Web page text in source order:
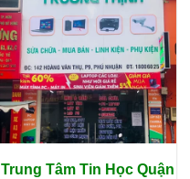
Trung Tâm Tin Học Quận